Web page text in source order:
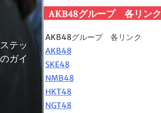
テッ
ガイ
AKB48グループ 各リンク
AKB48グループ 各リンク
AKB48
SKE48
NMB48
HKT48
NGT48